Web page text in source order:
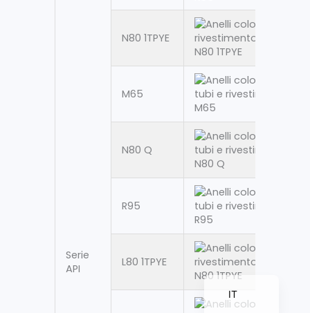
Serie
API
N80 1TPYE
M65
N80 Q
R95
L80 1TPYE
IT
EN
DE
FR
JA
KO
PT
ES
ZH_TW